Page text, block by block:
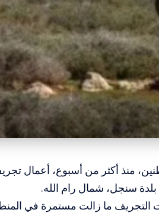
منذ أكثر من أسبوع، أعمال
سنجل، شمال رام الله.
التجريف ما زالت مستمرة في